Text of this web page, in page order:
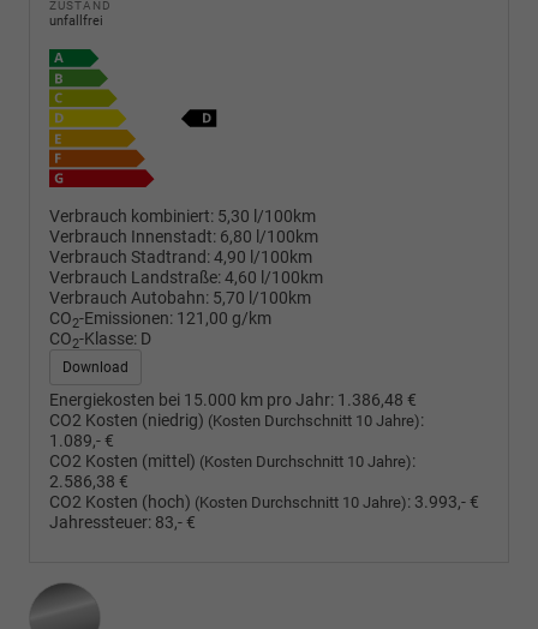
ZUSTAND
unfallfrei
Verbrauch kombiniert: 5,30 l/100km
Verbrauch Innenstadt: 6,80 l/100km
Verbrauch Stadtrand:4,90 l/100km
Verbrauch Landstraße:4,60 l/100km
Verbrauch Autobahn: 5,70 l/100km
CO2-Emissionen: 121,00 g/km
CO2-Klasse: D
Download
Energiekosten bei 15.000 km pro Jahr: 1.386,48 €
CO2 Kosten (niedrig) (Kosten Durchschnitt 10 Jahre):
1.089,- €
CO2 Kosten (mittel) (Kosten Durchschnitt 10 Jahre):
2.586,38 €
CO2 Kosten (hoch) (Kosten Durchschnitt 10 Jahre): 3.993,- €
Jahressteuer: 83,- €